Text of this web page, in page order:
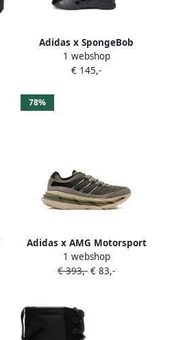
Adidas x SpongeBob
SquarePants Stan Smith
sneakers Zwart
1 webshop
€ 145,-
78%
Adidas x AMG Motorsport
Adizero Adios Pro 4 MG
gestreepte low-top
1 webshop
€ 393,- € 83,-